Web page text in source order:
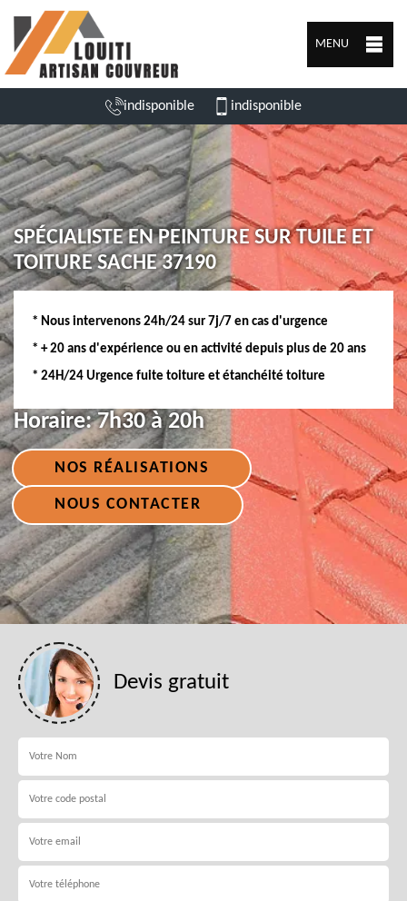
MENU
indisponible indisponible
SPÉCIALISTE EN PEINTURE SUR TUILE ET
TOITURE SACHE 37190
* Nous intervenons 24h/24 sur 7j/7 en cas d'urgence
* + 20 ans d'expérience ou en activité depuis plus de 20 ans
* 24H/24 Urgence fuite toiture et étanchéité toiture
Horaire:7h30 à 20h
NOS RÉALISATIONS
NOUS CONTACTER
Devis gratuit